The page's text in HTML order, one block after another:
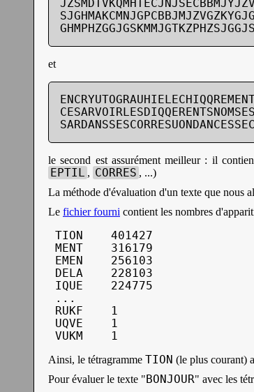
et
le second est assurément meilleur : il
EPTIL , CORRES , ...)
La méthode d'évaluation d'un texte que nous
Le fichier fourni contient les nombres
TION    401427
MENT    316179
EMEN    256103
DELA    228103
IQUE    224775
...
RUKF    1
UQVE    1
VUKM    1
Ainsi, le tétragramme TION (le plus courant)
Pour évaluer le texte "BONJOUR" avec les